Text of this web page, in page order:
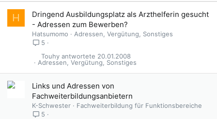
H
Dringend Ausbildungsplatz als Arzthelferin gesucht
- Adressen zum Bewerben?
Hatsumomo
Adressen, Vergütung, Sonstiges
5
Adressen, Vergütung, Sonstiges
20.01.2008
Touhy
Links und Adressen von
Fachweiterbildungsanbietern
K-Schwester
Fachweiterbildung für Funktionsbereiche
5